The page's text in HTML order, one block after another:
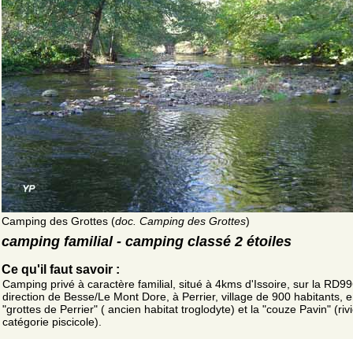
Camping des Grottes (doc. Camping des Grottes)
camping familial - camping classé 2 étoiles
Ce qu'il faut savoir :
Camping privé à caractère familial, situé à 4kms d'Issoire, sur la
direction de Besse/Le Mont Dore, à Perrier, village de 900 habitants,
"grottes de Perrier" ( ancien habitat troglodyte) et la "couze Pavin"
catégorie piscicole).